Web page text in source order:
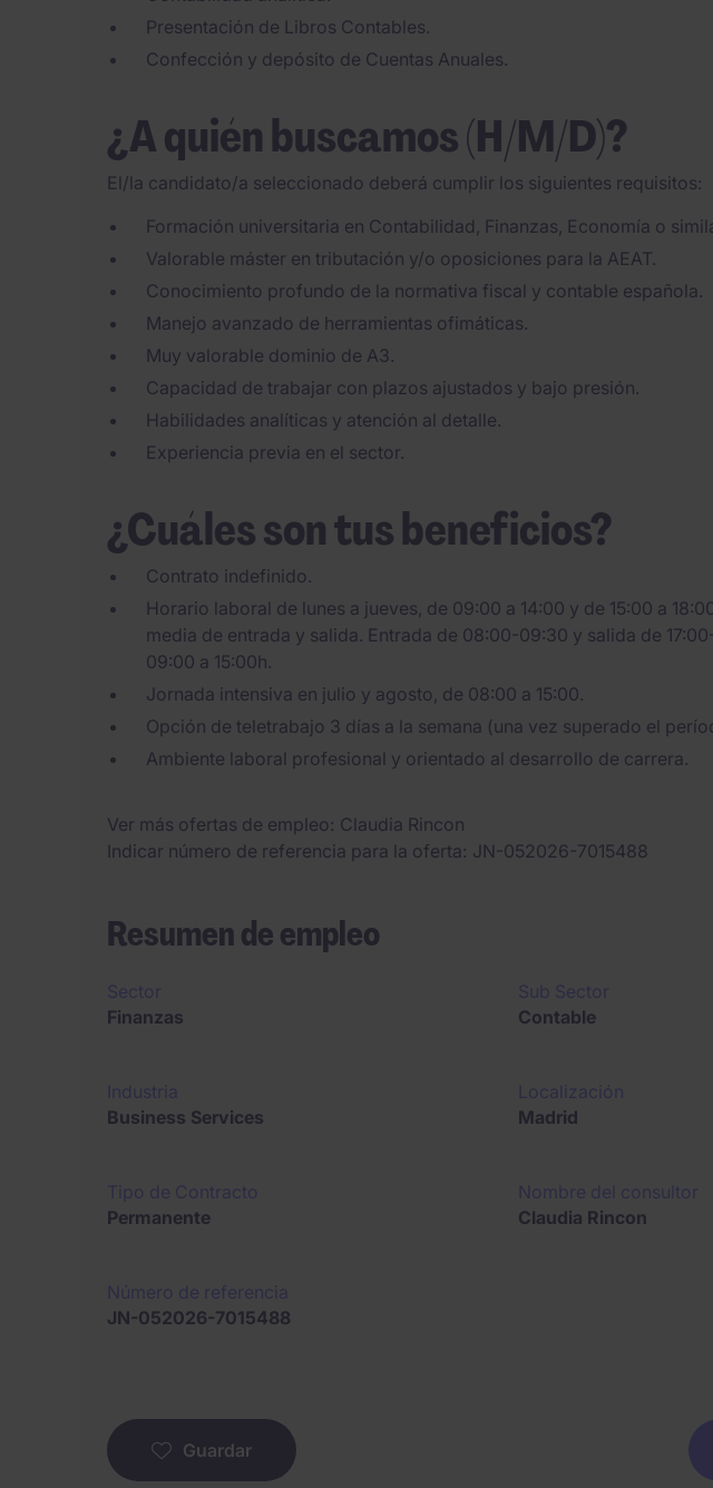
Presentación de Libros Contables.
Confección y depósito de Cuentas Anuales.
¿A quién buscamos (H/M/D)?
El/la candidato/a seleccionado deberá cumplir los siguientes requisitos:
Formación universitaria en Contabilidad, Finanzas, Economía o
Valorable máster en tributación y/o oposiciones para la AEAT.
Conocimiento profundo de la normativa fiscal y contable española.
Manejo avanzado de herramientas ofimáticas.
Muy valorable dominio de A3.
Capacidad de trabajar con plazos ajustados y bajo presión.
Habilidades analíticas y atención al detalle.
Experiencia previa en el sector.
¿Cuáles son tus beneficios?
Contrato indefinido.
Horario laboral de lunes a jueves, de 09:00 a 14:00 y de 15:00 a
media de entrada y salida. Entrada de 08:00-09:30 y salida de
09:00 a 15:00h.
Jornada intensiva en julio y agosto, de 08:00 a 15:00.
Opción de teletrabajo 3 días a la semana (una vez superado el
Ambiente laboral profesional y orientado al desarrollo de carrera.
Ver más ofertas de empleo Claudia Rincon
Indicar número de referencia para la oferta JN-052026-7015488
Resumen de empleo
Finanzas
Contable
Business Services
Madrid
Permanente
Claudia Rincon
JN-052026-7015488
Guardar